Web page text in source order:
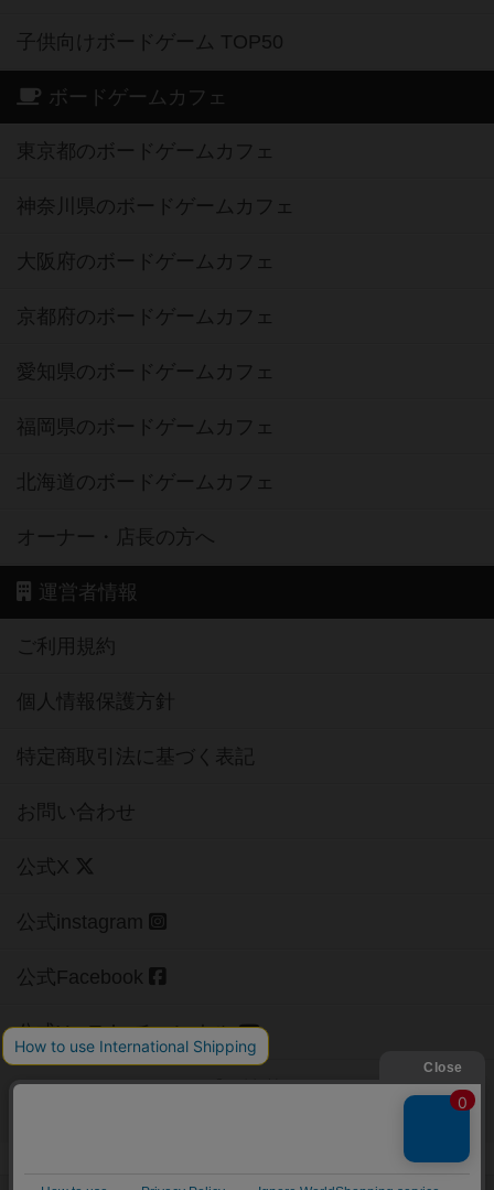
子供向けボードゲーム TOP50
ボードゲームカフェ
東京都のボードゲームカフェ
神奈川県のボードゲームカフェ
大阪府のボードゲームカフェ
京都府のボードゲームカフェ
愛知県のボードゲームカフェ
福岡県のボードゲームカフェ
北海道のボードゲームカフェ
オーナー・店長の方へ
運営者情報
ご利用規約
個人情報保護方針
特定商取引法に基づく表記
お問い合わせ
公式X
公式instagram
公式Facebook
公式YouTubeチャンネル
Copyright (c)